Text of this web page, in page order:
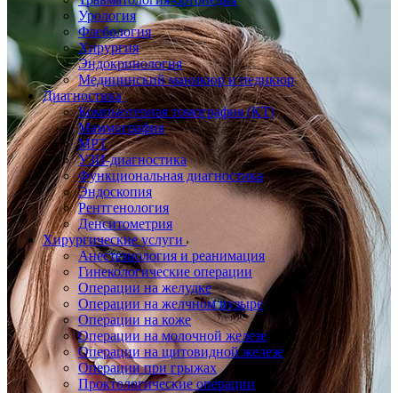
Урология
Флебология
Хирургия
Эндокринология
Медицинский маникюр и педикюр
Диагностика
Компьютерная томография (КТ)
Маммография
МРТ
УЗИ-диагностика
Функциональная диагностика
Эндоскопия
Рентгенология
Денситометрия
Хирургические услуги
Анестезиология и реанимация
Гинекологические операции
Операции на желудке
Операции на желчном пузыре
Операции на коже
Операции на молочной железе
Операции на щитовидной железе
Операции при грыжах
Проктологические операции